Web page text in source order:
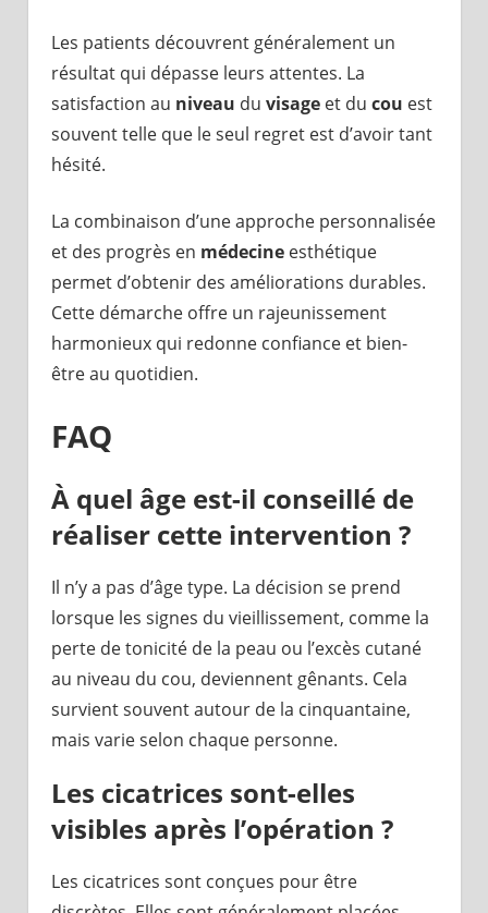
Les patients découvrent généralement un
résultat qui dépasse leurs attentes. La
satisfaction au niveau du visageet du cou est
souvent telle que le seul regret est d’avoir tant
hésité.
La combinaison d’une approche personnalisée
et des progrès en médecineesthétique
permet d’obtenir des améliorations durables.
Cette démarche offre un rajeunissement
harmonieux qui redonne confiance et bien-
être au quotidien.
FAQ
À quel âge est-il conseillé de
réaliser cette intervention ?
Il n’y a pas d’âge type. La décision se prend
lorsque les signes du vieillissement, comme la
perte de tonicité de la peau ou l’excès cutané
au niveau du cou, deviennent gênants. Cela
survient souvent autour de la cinquantaine,
mais varie selon chaque personne.
Les cicatrices sont-elles
visibles après l’opération ?
Les cicatrices sont conçues pour être